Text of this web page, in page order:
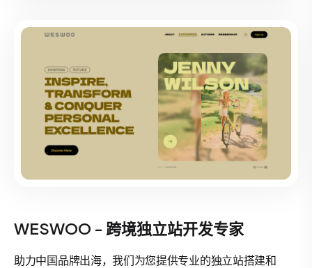
WESWOO - 跨境独立站开发专家
助力中国品牌出海，我们为您提供专业的独立站搭建和